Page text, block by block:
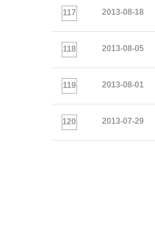
117 2013-08-18
118 2013-08-05
119 2013-08-01
120 2013-07-29